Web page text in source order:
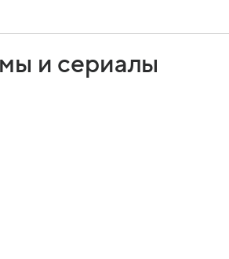
и сериалы